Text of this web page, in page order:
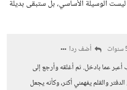
ليست الوسيلة الأساسي، بل ستبقى بديلة
أضف ردا
أعبر عما بادخل. ثم أغلقه وأرجع إلى
والقلم يفهمني أكثر، وكأنه يجعل